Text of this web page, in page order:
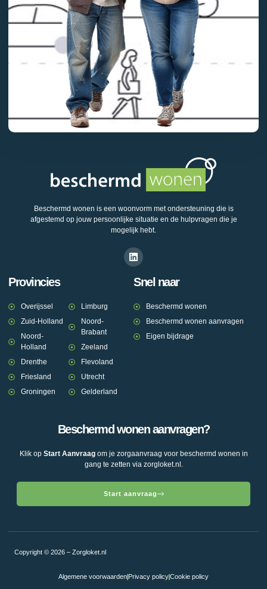
Beschermd wonen is een woonvorm met ondersteuning die is
afgestemd op jouw persoonlijke situatie en de hulpvragen die je
mogelijk hebt.
Provincies
Overijssel
Zuid-Holland
Noord-
Holland
Drenthe
Friesland
Groningen
Limburg
Noord-
Brabant
Zeeland
Flevoland
Utrecht
Gelderland
Snel naar
Beschermd wonen
Beschermd wonen aanvragen
Eigen bijdrage
Beschermd wonen aanvragen?
Klik op Start Aanvraagom je zorgaanvraag voor beschermd wonen in
gang te zetten via zorgloket.nl.
Start aanvraag
Copyright © 2026 – Zorgloket.nl
Algemene voorwaarden Privacy policyCookie policy